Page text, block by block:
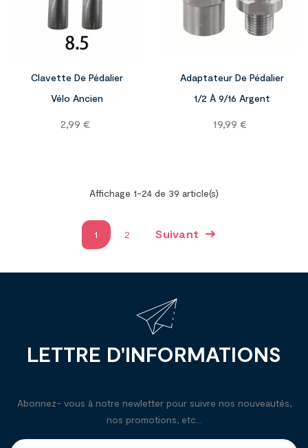
Clavette De Pédalier
Vélo Ancien
Prix
2,99 €
Adaptateur De Pédalier
1/2 À 9/16 Argent
Prix
19,99 €
Affichage 1-24 de 39 article(s)
1 2 Suivant
LETTRE D'INFORMATIONS
Abonnez- vous à notre newletter pour suivre nos nouveautés,
nos promotions, etc...